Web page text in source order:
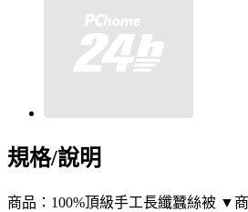
規格/說明
商品：100%頂級手工長纖蠶絲被 ▼